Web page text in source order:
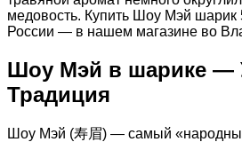
медовость. Купить Шоу Мэй шарик
России — в нашем магазине во
Шоу Мэй в шарике —
Традиция
Шоу Мэй (寿眉) — самый